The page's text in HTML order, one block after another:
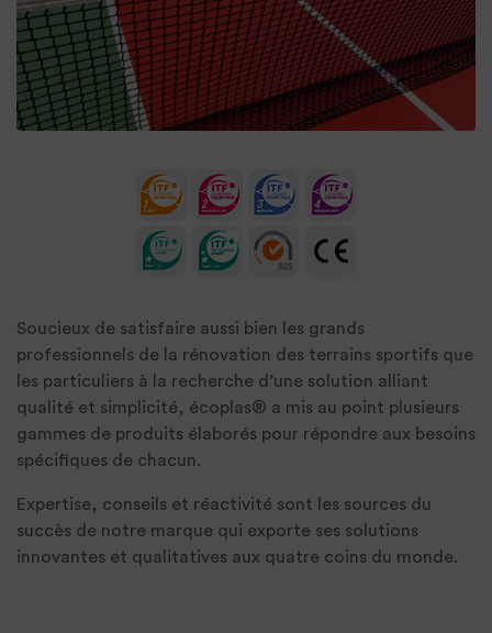
Soucieux de satisfaire aussi bien les grands
professionnels de la rénovation des terrains sportifs que
les particuliers à la recherche d’une solution alliant
qualité et simplicité, écoplas® a mis au point plusieurs
gammes de produits élaborés pour répondre aux besoins
spécifiques de chacun.
Expertise, conseils et réactivité sont les sources du
succès de notre marque qui exporte ses solutions
innovantes et qualitatives aux quatre coins du monde.